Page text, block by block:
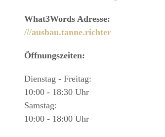
What3Words Adresse:
///ausbau.tanne.richter
Öffnungszeiten:
Dienstag - Freitag:
10:00 - 18:30 Uhr
Samstag:
10:00 - 18:00 Uhr